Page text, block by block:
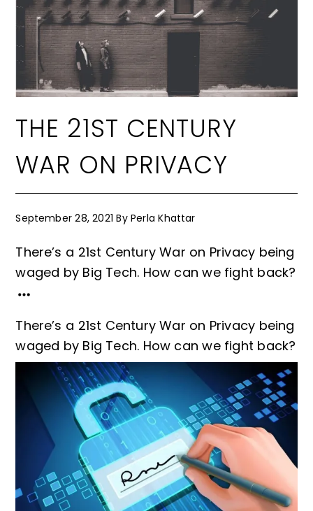
THE 21ST CENTURY
WAR ON PRIVACY
September 28, 2021 ByPerla Khattar
There’s a 21st Century War on Privacy being
waged by Big Tech. How can we fight back?
There’s a 21st Century War on Privacy being
waged by Big Tech. How can we fight back?